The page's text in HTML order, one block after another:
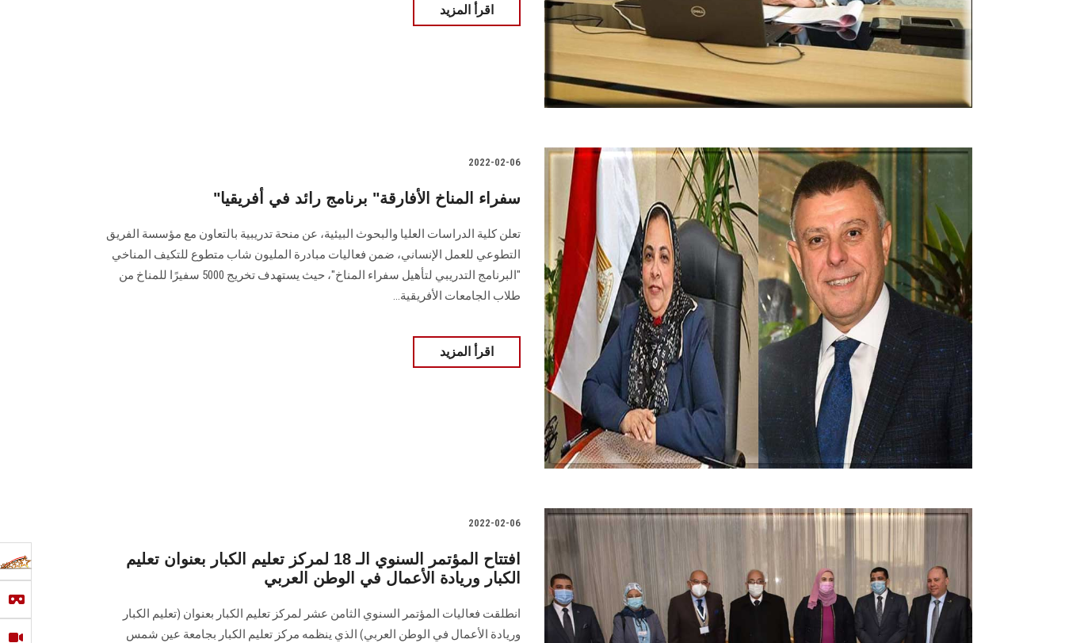
اقرأ المزيد
2022-02-06
"سفراء المناخ الأفارقة" برنامج رائد في أفريقيا
تعلن كلية الدراسات العليا والبحوث البيئية، عن منحة تدريبية بالتعاون مع مؤسسة الفريق
التطوعي للعمل الإنساني، ضمن فعاليات مبادرة المليون شاب متطوع للتكيف المناخي
"البرنامج التدريبي لتأهيل سفراء المناخ"، حيث يستهدف تخريج 5000 سفيرًا للمناخ من
طلاب الجامعات الأفريقية...
اقرأ المزيد
2022-02-06
افتتاح المؤتمر السنوي الـ 18 لمركز تعليم الكبار بعنوان تعليم
الكبار وريادة الأعمال في الوطن العربي
انطلقت فعاليات المؤتمر السنوي الثامن عشر لمركز تعليم الكبار بعنوان (تعليم الكبار
وريادة الأعمال في الوطن العربي) الذي ينظمه مركز تعليم الكبار بجامعة عين شمس